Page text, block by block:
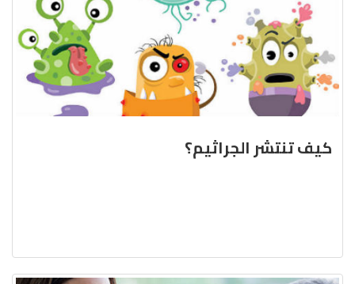
كيف تنتشر الجراثيم؟